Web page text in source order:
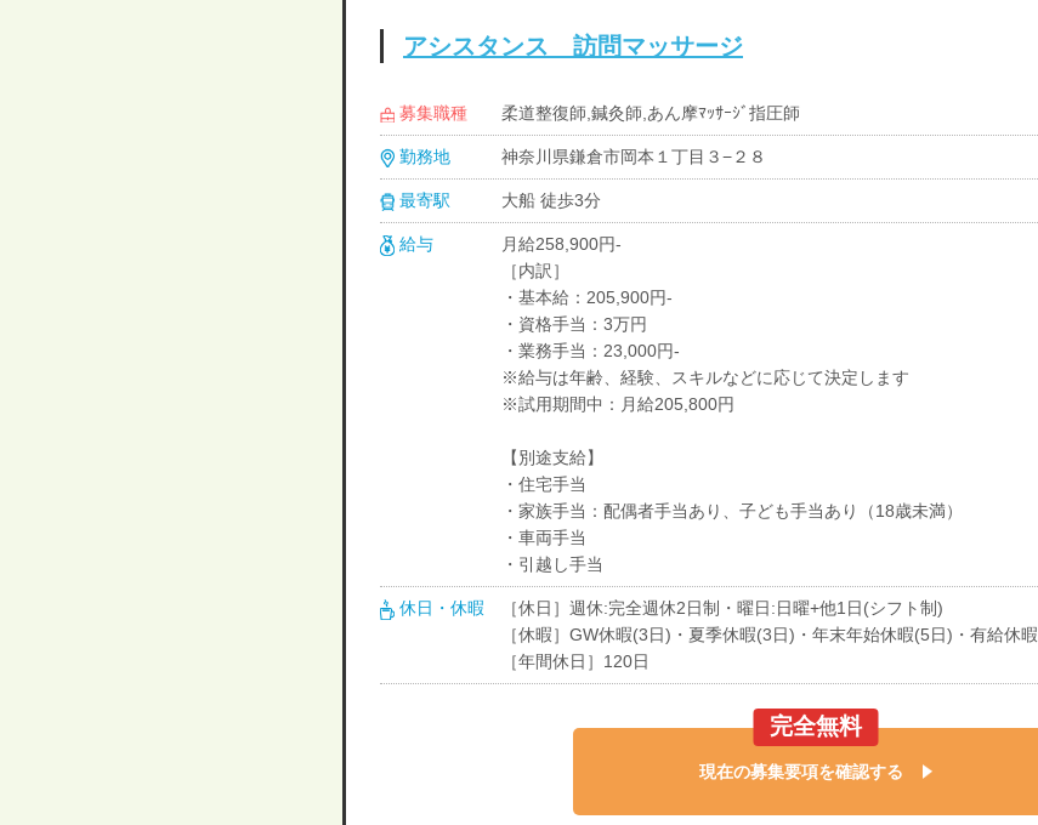
アシスタンス 訪問マッサージ
募集職種 柔道整復師,鍼灸師,あん摩ﾏｯｻｰｼﾞ指圧師
勤務地 神奈川県鎌倉市岡本１丁目３−２８
最寄駅 大船 徒歩3分
給与
月給258,900円-
［内訳］
・基本給：205,900円-
・資格手当：3万円
・業務手当：23,000円-
※給与は年齢、経験、スキルなどに応じて決定します
※試用期間中：月給205,800円
【別途支給】
・住宅手当
・家族手当：配偶者手当あり、子ども手当あり（18歳未満）
・車両手当
・引越し手当
休日・休暇
［休日］週休:完全週休2日制・曜日:日曜+他1日(シフト制)
［休暇］GW休暇(3日)・夏季休暇(3日)・年末年始休暇(5日)・有給休暇
［年間休日］120日
完全無料
現在の募集要項を確認する